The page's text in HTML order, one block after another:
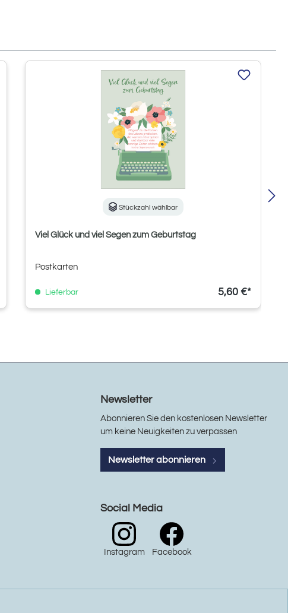
Stückzahl wählbar
Viel Glück und viel Segen zum Geburtstag
Postkarten
Lieferbar 5,60 €*
Newsletter
Abonnieren Sie den kostenlosen Newsletter
um keine Neuigkeiten zu verpassen
Newsletter abonnieren
Social Media
Instagram Facebook